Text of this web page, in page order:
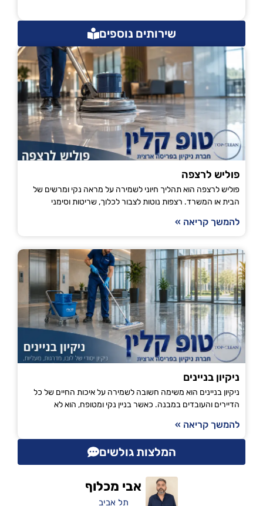
שירותים נוספים
פוליש לרצפה
פוליש לרצפה הוא תהליך חיוני לשמירה על מראה נקי ומרשים של
הבית או המשרד. רצפות נוטות לצבור לכלוך, שריטות וסימני
להמשך קריאה »
ניקיון בניינים
ניקיון בניינים הוא משימה חשובה לשמירה על איכות החיים של כל
הדיירים והעובדים במבנה. כאשר בניין נקי ומטופח, הוא לא
להמשך קריאה »
המלצות גולשים
אבי מכלוף
תל אביב